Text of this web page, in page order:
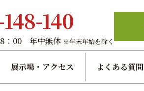
140
：00 年中無休 ※年末年始を除く
展示場・アクセス よくある質問